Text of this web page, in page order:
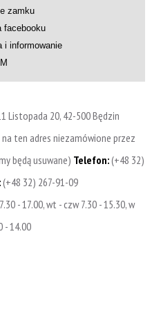
zamku
facebooku
i informowanie
Listopada 20, 42-500 Będzin
ten adres niezamówione przez
będą usuwane) Telefon:(+48 32)
(+48 32) 267-91-09
- 17.00, wt - czw 7.30 - 15.30, w
- 14.00